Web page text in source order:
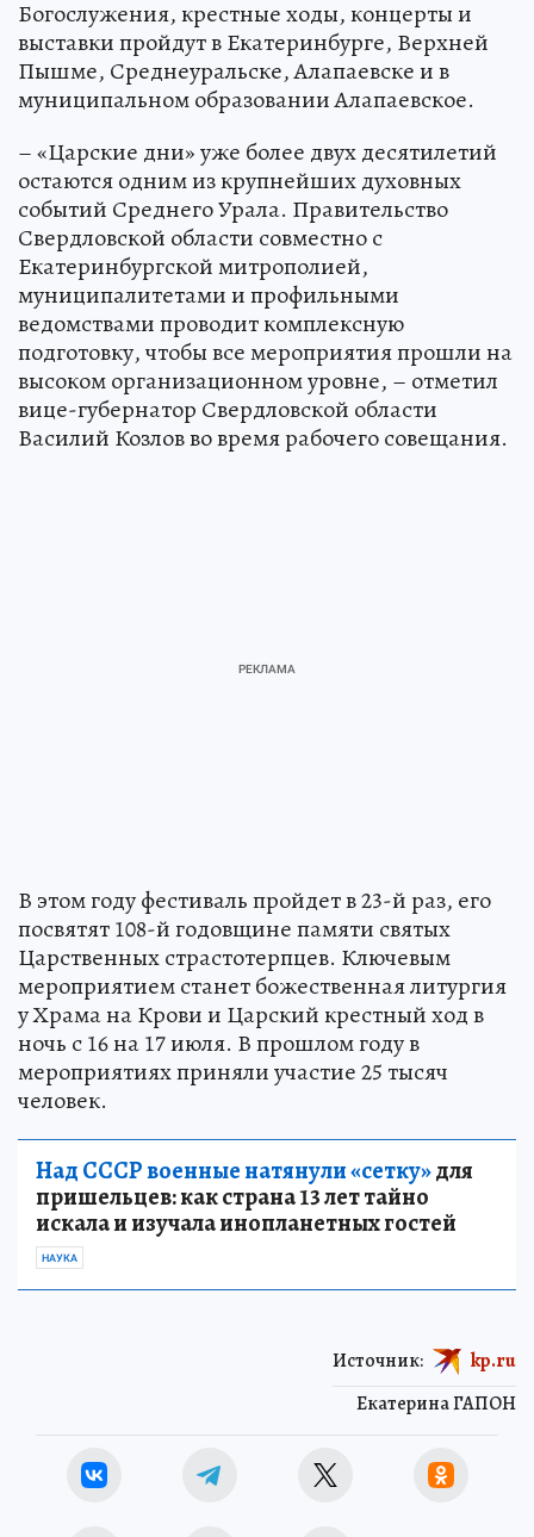
Богослужения, крестные ходы, концерты и
выставки пройдут в Екатеринбурге, Верхней
Пышме, Среднеуральске, Алапаевске и в
муниципальном образовании Алапаевское.
– «Царские дни» уже более двух десятилетий
остаются одним из крупнейших духовных
событий Среднего Урала. Правительство
Свердловской области совместно с
Екатеринбургской митрополией,
муниципалитетами и профильными
ведомствами проводит комплексную
подготовку, чтобы все мероприятия прошли на
высоком организационном уровне, – отметил
вице-губернатор Свердловской области
Василий Козлов во время рабочего совещания.
В этом году фестиваль пройдет в 23-й раз, его
посвятят 108-й годовщине памяти святых
Царственных страстотерпцев. Ключевым
мероприятием станет божественная литургия
у Храма на Крови и Царский крестный ход в
ночь с 16 на 17 июля. В прошлом году в
мероприятиях приняли участие 25 тысяч
человек.
Над СССР военные натянули «сетку»для
пришельцев: как страна 13 лет тайно
искала и изучала инопланетных гостей
НАУКА
Екатерина ГАПОН
Источник: kp.ru